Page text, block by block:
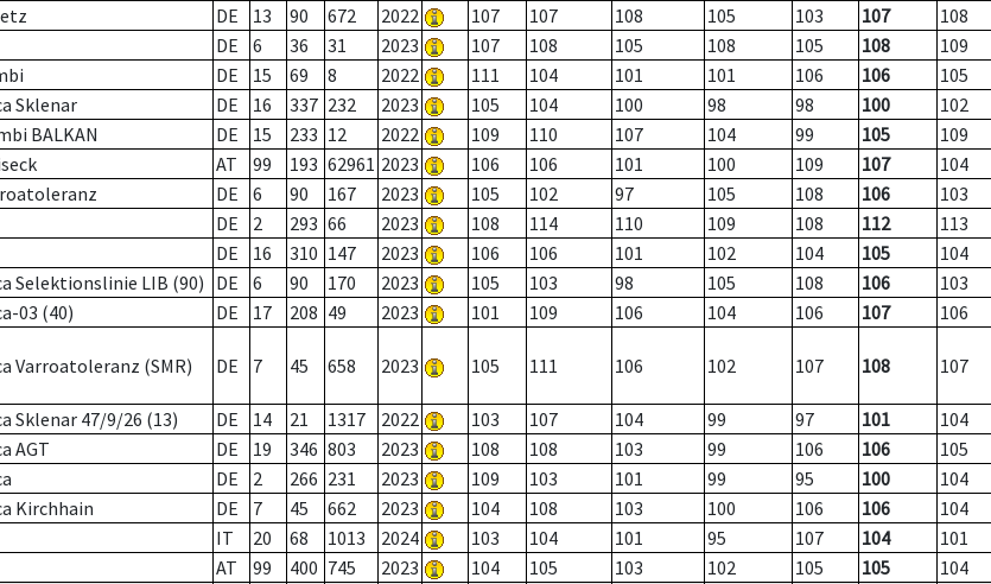
DE 13 90 672 2022 107 107 108 105 103 107
108
DE 6 36 31 2023 107 108 105 108 105 108
109
DE 15 69 8 2022 111 104 101 101 106 106
105
Sklenar DE 16 337 232 2023 105 104 100 98 98 100
102
BALKAN DE 15 233 12 2022 109 110 107 104 99 105
109
AT 99 193 62961 2023 106 106 101 100 109 107
104
DE 6 90 167 2023 105 102 97 105 108 106
103
DE 2 293 66 2023 108 114 110 109 108 112
113
DE 16 310 147 2023 106 106 101 102 104 105
104
Selektionslinie LIB (90) DE 6 90 170 2023 105 103 98 105 108 106
103
03 (40) DE 17 208 49 2023 101 109 106 104 106 107 106
Varroatoleranz (SMR) DE 7 45 658 2023 105 111 106 102 107 108 107
Sklenar 47/9/26 (13) DE 14 21 1317 2022 103 107 104 99 97 101
104
AGT DE 19 346 803 2023 108 108 103 99 106 106
105
DE 2 266 231 2023 109 103 101 99 95 100
104
Kirchhain DE 7 45 662 2023 104 108 103 100 106 106
104
IT 20 68 1013 2024 103 104 101 95 107 104
101
AT 99 400 745 2023 104 105 103 102 105 105 104